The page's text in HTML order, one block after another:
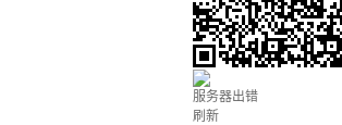
服务器出错
刷新